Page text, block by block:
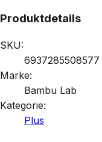
Produktdetails
SKU:
6937285508577
Marke:
Bambu Lab
Kategorie:
Plus